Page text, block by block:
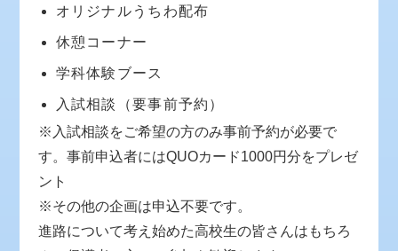
オリジナルうちわ配布
休憩コーナー
学科体験ブース
入試相談（要事前予約）
※入試相談をご希望の方のみ事前予約が必要で
す。事前申込者にはQUOカード1000円分をプレゼ
ント
※その他の企画は申込不要です。
進路について考え始めた高校生の皆さんはもちろ